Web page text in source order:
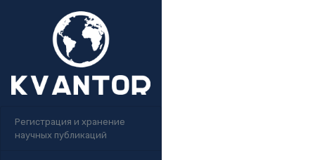
Регистрация и хранение
научных публикаций